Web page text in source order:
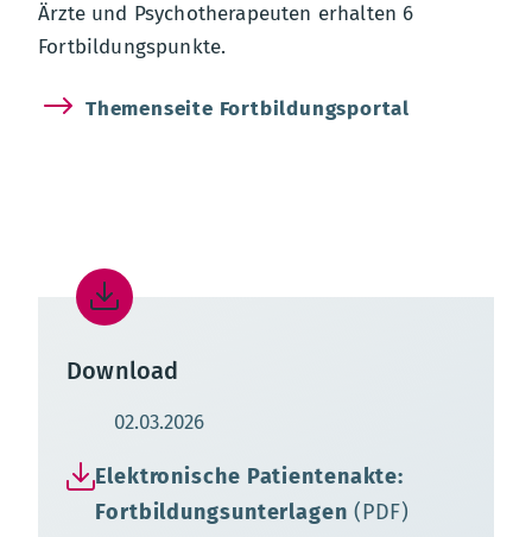
Ärzte und Psychotherapeuten erhalten 6
Fortbildungspunkte.
Themenseite Fortbildungsportal
Download
Aktualisierungsdatum:
02.03.2026
Elektronische Patientenakte:
Fortbildungsunterlagen (PDF)